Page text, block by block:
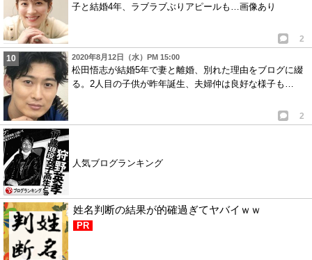
子と結婚4年、ラブラブぶりアピールも…画像あり
2
2020年8月12日（水）PM 15:00
松田悟志が結婚5年で妻と離婚、別れた理由をブログに綴
る。2人目の子供が昨年誕生、夫婦仲は良好な様子も…
2
人気ブログランキング
姓名判断の結果が的確過ぎてヤバイｗｗ
PR